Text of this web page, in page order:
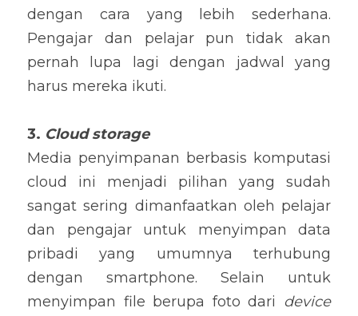
dengan cara yang lebih sederhana.
Pengajar dan pelajar pun tidak akan
pernah lupa lagi dengan jadwal yang
harus mereka ikuti.
3. Cloud storage
Media penyimpanan berbasis komputasi
cloud ini menjadi pilihan yang sudah
sangat sering dimanfaatkan oleh pelajar
dan pengajar untuk menyimpan data
pribadi yang umumnya terhubung
dengan smartphone. Selain untuk
menyimpan file berupa foto dari device